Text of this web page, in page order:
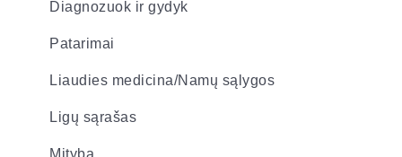
Diagnozuok ir gydyk
Patarimai
Liaudies medicina/Namų sąlygos
Ligų sąrašas
Mityba